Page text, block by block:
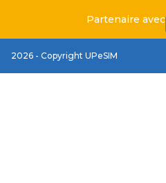
Partenaire avec
2026 - Copyright UPeSIM